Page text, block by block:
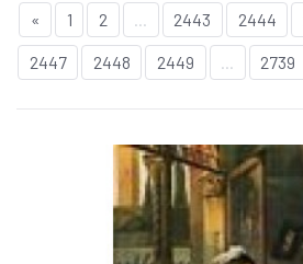
« 1 2 2443 2444
2447 2448 2449 ... 2739